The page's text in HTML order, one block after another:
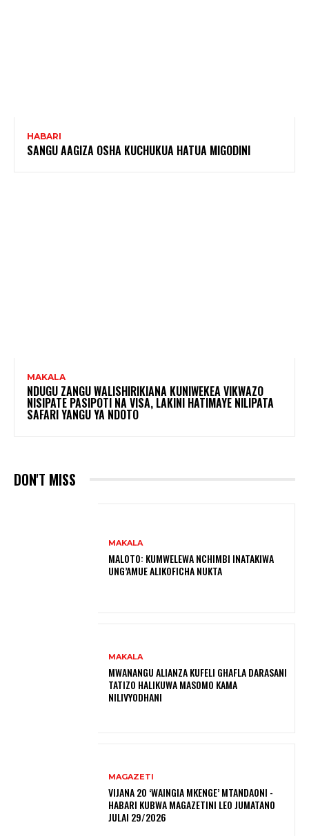
HABARI
SANGU AAGIZA OSHA KUCHUKUA HATUA MIGODINI ‎
MAKALA
NDUGU ZANGU WALISHIRIKIANA KUNIWEKEA VIKWAZO
NISIPATE PASIPOTI NA VISA, LAKINI HATIMAYE NILIPATA
SAFARI YANGU YA NDOTO
DON'T MISS
MAKALA
MALOTO: KUMWELEWA NCHIMBI INATAKIWA
UNG’AMUE ALIKOFICHA NUKTA
MAKALA
MWANANGU ALIANZA KUFELI GHAFLA DARASANI
TATIZO HALIKUWA MASOMO KAMA
NILIVYODHANI
MAGAZETI
VIJANA 20 ‘WAINGIA MKENGE’ MTANDAONI -
HABARI KUBWA MAGAZETINI LEO JUMATANO
JULAI 29/2026